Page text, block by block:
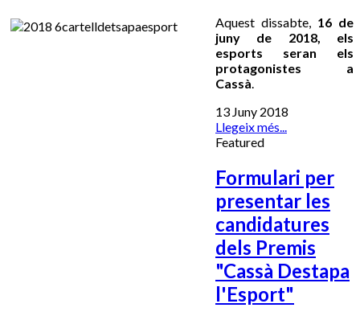
Aquest dissabte, 16 de
juny de 2018, els
esports seran els
protagonistes a
Cassà.
13 Juny 2018
Llegeix més...
Featured
Formulari per
presentar les
candidatures
dels Premis
"Cassà Destapa
l'Esport"